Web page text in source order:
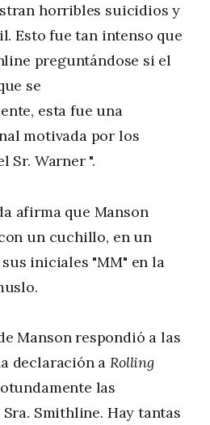
horribles suicidios y
Esto fue tan intenso que
preguntándose si el
se
esta fue una
motivada por los
Sr. Warner ".
afirma que Manson
un cuchillo, en un
iniciales "MM" en la
Manson respondió a las
declaración aRolling
las
Smithline. Hay tantas